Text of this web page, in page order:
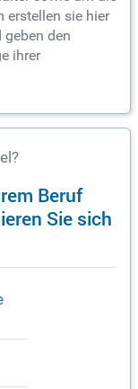
erstellen sie hier
geben den
ihrer
Beruf
Sie sich